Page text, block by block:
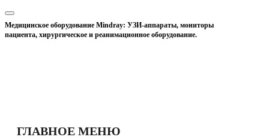
Медицинское оборудование Mindray: УЗИ-аппараты, мониторы
пациента, хирургическое и реанимационное оборудование.
ГЛАВНОЕ МЕНЮ